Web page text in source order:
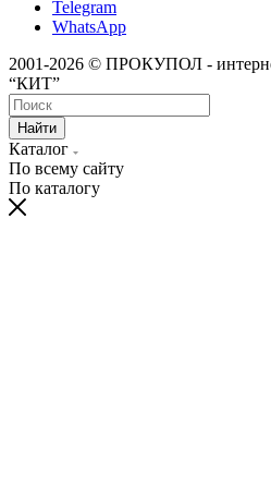
Telegram
WhatsApp
2001-2026 © ПРОКУПОЛ -
“КИТ”
Найти
Каталог
По всему сайту
По каталогу